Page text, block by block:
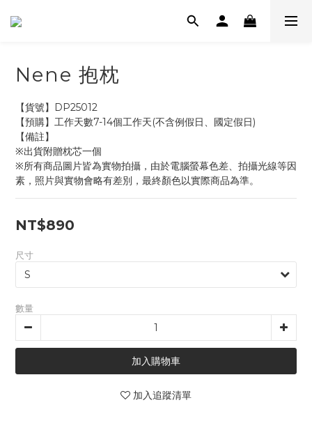
Nene 抱枕
【貨號】DP25012
【預購】工作天數7-14個工作天(不含例假日、國定假日)
【備註】
※出貨附贈枕芯一個
※所有商品圖片皆為實物拍攝，由於電腦螢幕色差、拍攝光線等因
素，照片與實物會略有差別，最終顏色以實際商品為準。
NT$890
尺寸
數量
加入購物車
加入追蹤清單